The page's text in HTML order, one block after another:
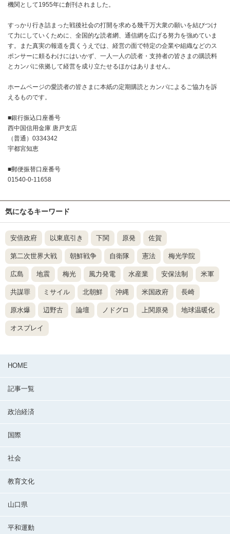
機関として1955年に創刊されました。
すっかり行き詰まった戦後社会の打開を求める幾千万大衆の願いを結びつけ
て力にしていくために、全国的な読者網、通信網を広げる努力を強めていま
す。また真実の報道を貫くうえでは、経営の面で特定の企業や組織などのス
ポンサーに頼るわけにはいかず、一人一人の読者・支持者の皆さまの購読料
とカンパに依拠して経営を成り立たせるほかはありません。
ホームページの愛読者の皆さまに本紙の定期購読とカンパによるご協力を訴
えるものです。
■銀行振込口座番号
西中国信用金庫 唐戸支店
（普通）0334342
宇都宮知恵
■郵便振替口座番号
01540-0-11658
気になるキーワード
安倍政府 以東底引き 下関 原発 佐賀
第二次世界大戦 朝鮮戦争 自衛隊 憲法 梅光学院
広島 地震 梅光 風力発電 水産業 安保法制 米軍
共謀罪 ミサイル 北朝鮮 沖縄 米国政府 長崎
原水爆 辺野古 論壇 ノドグロ 上関原発 地球温暖化
オスプレイ
HOME
記事一覧
政治経済
国際
社会
教育文化
山口県
平和運動